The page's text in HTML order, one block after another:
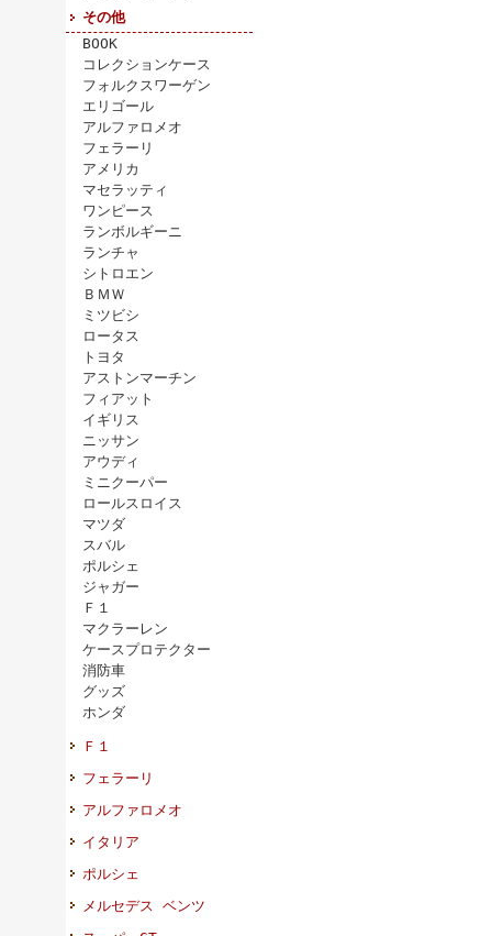
その他
BOOK
コレクションケース
フォルクスワーゲン
エリゴール
アルファロメオ
フェラーリ
アメリカ
マセラッティ
ワンピース
ランボルギーニ
ランチャ
シトロエン
ＢＭＷ
ミツビシ
ロータス
トヨタ
アストンマーチン
フィアット
イギリス
ニッサン
アウディ
ミニクーパー
ロールスロイス
マツダ
スバル
ポルシェ
ジャガー
Ｆ１
マクラーレン
ケースプロテクター
消防車
グッズ
ホンダ
Ｆ１
フェラーリ
アルファロメオ
イタリア
ポルシェ
メルセデス ベンツ